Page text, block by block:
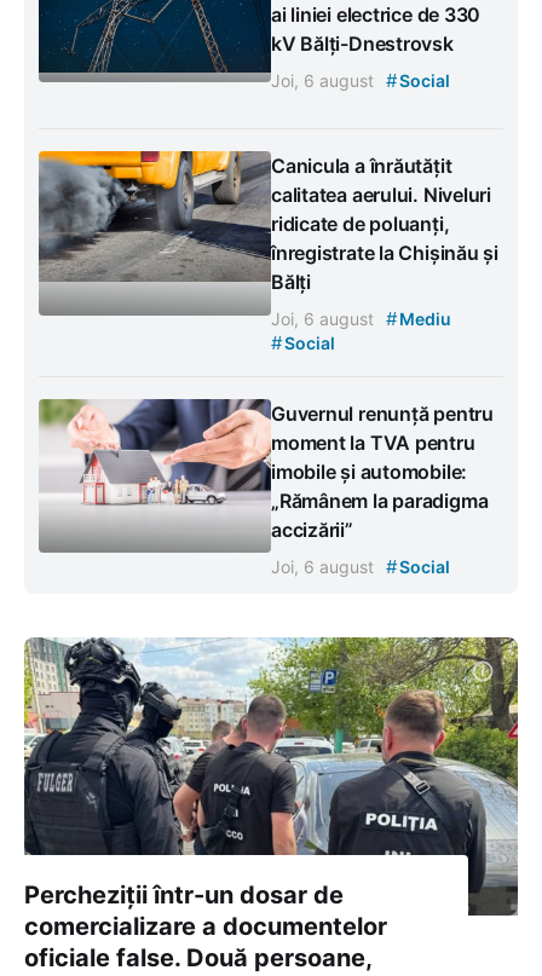
ai liniei electrice de 330
kV Bălți-Dnestrovsk
Joi, 6 august #Social
Canicula a înrăutățit
calitatea aerului. Niveluri
ridicate de poluanți,
înregistrate la Chișinău și
Bălți
Joi, 6 august #Mediu
#Social
Guvernul renunță pentru
moment la TVA pentru
imobile și automobile:
„Rămânem la paradigma
accizării”
Joi, 6 august #Social
Percheziții într-un dosar de
comercializare a documentelor
oficiale false. Două persoane,